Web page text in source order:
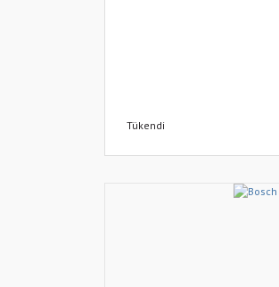
Tükendi